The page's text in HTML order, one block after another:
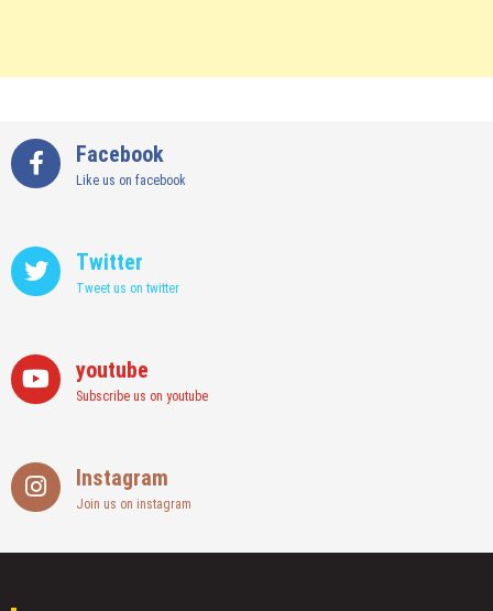
Facebook
Like us on facebook
Twitter
Tweet us on twitter
youtube
Subscribe us on youtube
Instagram
Join us on instagram